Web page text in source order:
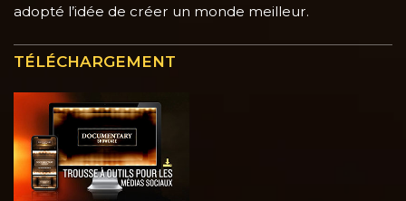
adopté l’idée de créer un monde meilleur.
TÉLÉCHARGEMENT